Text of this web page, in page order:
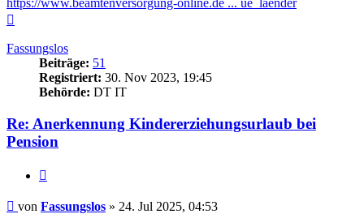
https://www.beamtenversorgung-online.de ... ue_laender
Fassungslos
Beiträge: 51
Registriert: 30. Nov 2023, 19:45
Behörde: DT IT
Re: Anerkennung Kindererziehungsurlaub bei
Pension
Beitrag
von Fassungslos » 24. Jul 2025, 04:53